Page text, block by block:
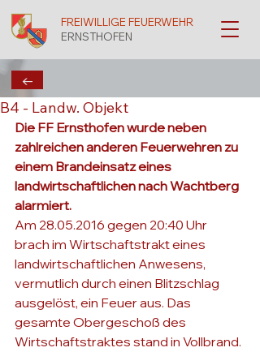
FREIWILLIGE FEUERWEHR
ERNSTHOFEN
B4 - Landw. Objekt
Die FF Ernsthofen wurde neben
zahlreichen anderen Feuerwehren zu
einem Brandeinsatz eines
landwirtschaftlichen nach Wachtberg
alarmiert.
Am 28.05.2016 gegen 20:40 Uhr
brach im Wirtschaftstrakt eines
landwirtschaftlichen Anwesens,
vermutlich durch einen Blitzschlag
ausgelöst, ein Feuer aus. Das
gesamte Obergeschoß des
Wirtschaftstraktes stand in Vollbrand.
←